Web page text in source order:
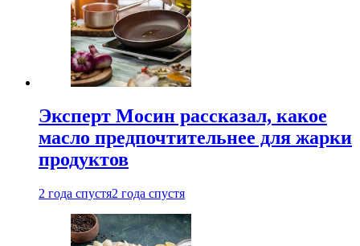
Эксперт Мосин рассказал, какое
масло предпочтительнее для жарки
продуктов
2 года спустя2 года спустя